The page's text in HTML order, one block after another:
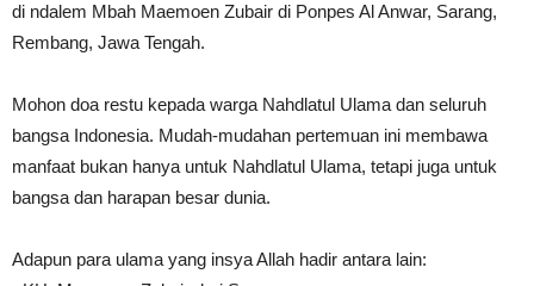
di ndalem Mbah Maemoen Zubair di Ponpes Al Anwar, Sarang,
Rembang, Jawa Tengah.
Mohon doa restu kepada warga Nahdlatul Ulama dan seluruh
bangsa Indonesia. Mudah-mudahan pertemuan ini membawa
manfaat bukan hanya untuk Nahdlatul Ulama, tetapi juga untuk
bangsa dan harapan besar dunia.
Adapun para ulama yang insya Allah hadir antara lain: